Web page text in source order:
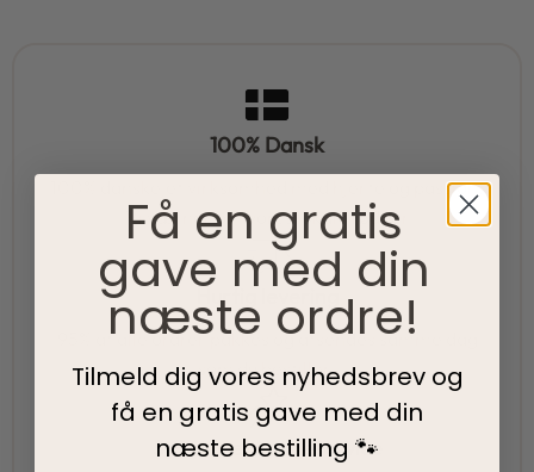
100% Dansk
100% danskejet virksomhed med hjerte og passion.
Vi værner om vores lokale rødder
Hurtig levering
95% af alle ordrer pakkes og afsendes samme dag
som du bestiller.
5-Stjernet kundeservice
Få en gratis
gave med din
næste ordre!
Tilmeld dig vores nyhedsbrev og
få en gratis gave med din
næste bestilling 🐾